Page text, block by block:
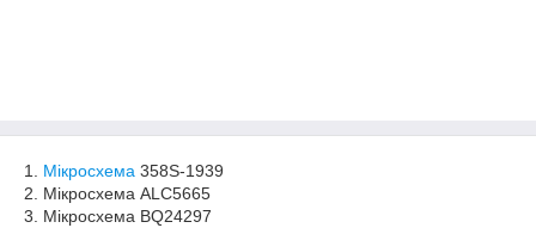
1. Мікросхема 358S-1939
2. Мікросхема ALC5665
3. Мікросхема BQ24297